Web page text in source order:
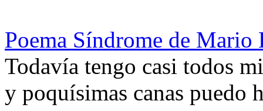
Poema Síndrome de Mario
Todavía tengo casi todos
y poquísimas canas puedo